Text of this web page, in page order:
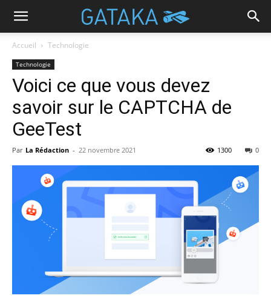
Accueil Technologie
Technologie
Voici ce que vous devez
savoir sur le CAPTCHA de
GeeTest
Par La Rédaction - 22 novembre 2021 0
1300